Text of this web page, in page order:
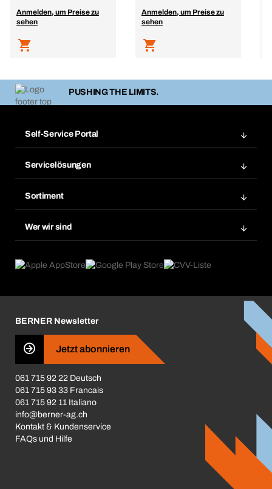
Anmelden, um Preise zu
sehen
Anmelden, um Preise zu
sehen
PUSHING THE LIMITS.
Self-Service Portal
Merklisten
Nachbestellung
Dauerauftrag
Servicelösungen
Gefahrenstoffdatenbank
eProcurement
Produktfinder
Sortiment
Wer wir sind
Was uns antreibt
Business Conduct
BERNER Newsletter
Jetzt abonnieren
061 715 92 22 Deutsch
061 715 93 33 Francais
061 715 92 11 Italiano
info@berner-ag.ch
Kontakt & Kundenservice
FAQs und Hilfe